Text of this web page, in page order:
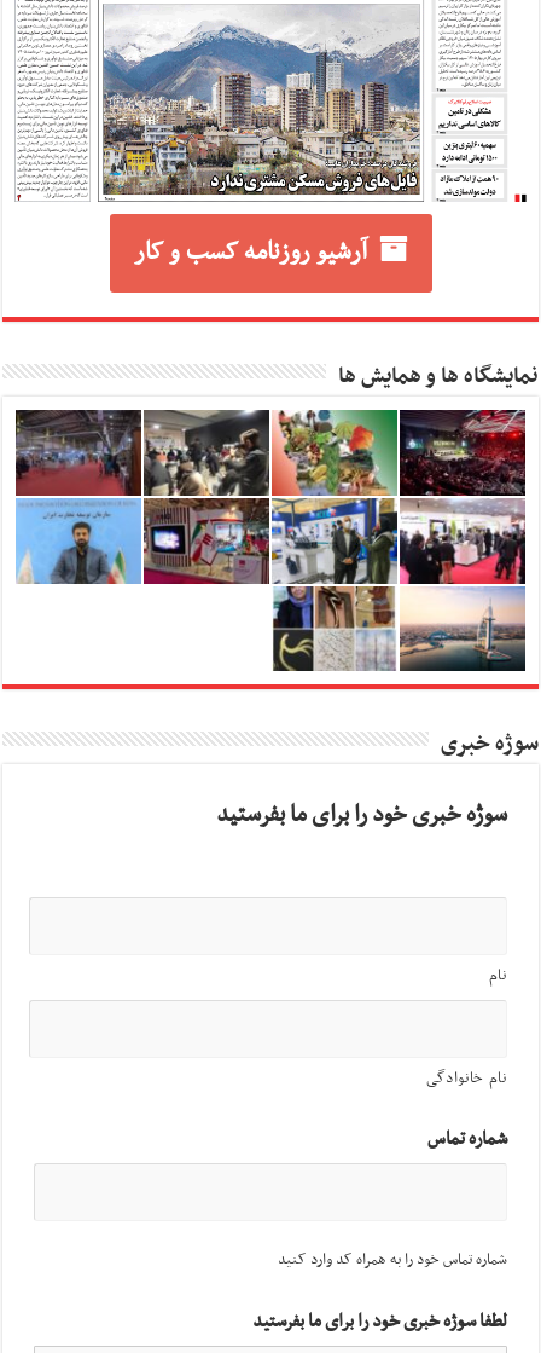
آرشیو روزنامه کسب و کار
نمایشگاه ها و همایش ها
سوژه خبری
سوژه خبری خود را برای ما بفرستید
نام
نام خانوادگی
شماره تماس
شماره تماس خود را به همراه کد وارد کنید
لطفا سوژه خبری خود را برای ما بفرستید